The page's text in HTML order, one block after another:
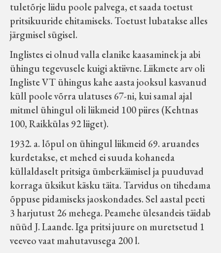
Koduleht on teoks saanud tänu Sillaotsa
Muuseumisõprade Seltsingu, Kohaliku
Omaalgatuse Programmi ja Märjamaa
Vallavalitsuse abile.
tuletõrje liidu poole palvega, et saada toetust
pritsikuuride ehitamiseks. Toetust lubatakse alles
järgmisel sügisel.
Inglistes ei olnud valla elanike kaasaminek ja abi
ühingu tegevusele kuigi aktiivne. Liikmete arv oli
Ingliste VT ühingus kahe aasta jooksul kasvanud
küll poole võrra ulatuses 67-ni, kui samal ajal
mitmel ühingul oli liikmeid 100 piires (Kehtnas
100, Raikkülas 92 liiget).
1932. a. lõpul on ühingul liikmeid 69. aruandes
kurdetakse, et mehed ei suuda kohaneda
küllaldaselt pritsiga ümberkäimisel ja puuduvad
korraga üksikut käsku täita. Tarvidus on tihedama
õppuse pidamiseks jaoskondades. Sel aastal peeti
3 harjutust 26 mehega. Peamehe ülesandeis täidab
nüüd J. Laande. Iga pritsi juure on muretsetud 1
veeveo vaat mahutavusega 200 l.